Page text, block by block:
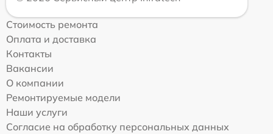
Стоимость ремонта
Оплата и доставка
Контакты
Вакансии
О компании
Ремонтируемые модели
Наши услуги
Согласие на обработку персональных данных